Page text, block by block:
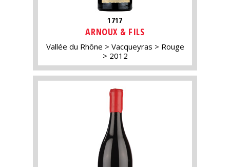
1717
ARNOUX & FILS
Vallée du Rhône Vacqueyras
Rouge
2012